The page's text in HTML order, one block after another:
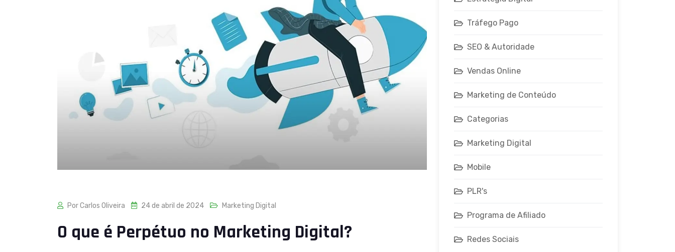
Por Carlos Oliveira 24 de abril de 2024 Marketing Digital
O que é Perpétuo no Marketing Digital?
Tráfego Pago
SEO & Autoridade
Vendas Online
Marketing de Conteúdo
Categorias
Marketing Digital
Mobile
PLR's
Programa de Afiliado
Redes Sociais